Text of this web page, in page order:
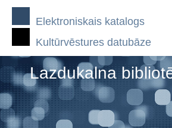
Elektroniskais katalogs
Kultūrvēstures datubāze
Lazdukalna